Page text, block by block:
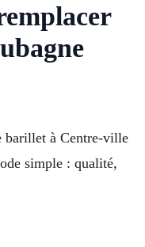
barillet à Centre-ville
simple : qualité,